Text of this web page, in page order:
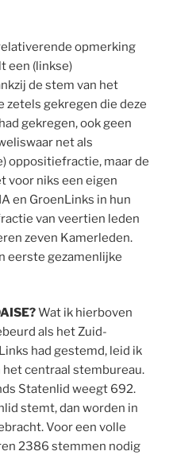
opmerking
een (linkse)
de stem van het
zetels gekregen die deze
gekregen, ook geen
net als
oppositiefractie, maar de
voor niks een eigen
en GroenLinks in hun
van veertien leden
zeven Kamerleden.
eerste gezamenlijke
Wat ik hierboven
als het Zuid-
had gestemd, leid ik
centraal stembureau.
Statenlid weegt 692.
stemt, dan worden in
Voor een volle
2386 stemmen nodig